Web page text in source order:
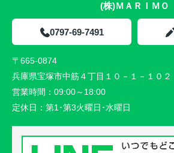
(株)ＭＡＲＩＭＯ
0797-69-7491
〒665-0874
兵庫県宝塚市中筋４丁目１０－１－１０２
営業時間： 09:00～18:00
定休日： 第1･第3火曜日･水曜日